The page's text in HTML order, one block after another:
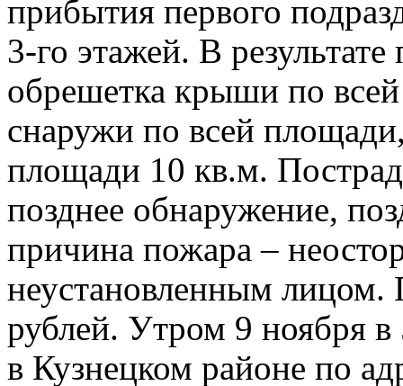
прибытия первого
3-го этажей. В
обрешетка крыши по
снаружи по всей
площади 10 кв.м.
позднее обнаружение,
причина пожара –
неустановленным
рублей. Утром 9 ноября
в Кузнецком районе по